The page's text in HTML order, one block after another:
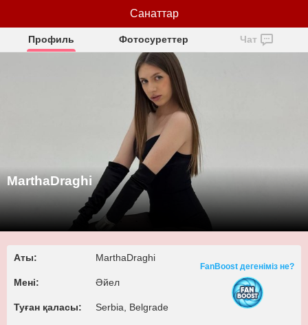
MarthaDraghi
Профиль Фотосуреттер Чат
MarthaDraghi
Аты: MarthaDraghi
Мені: Әйел
Туған қаласы: Serbia, Belgrade
FanBoost дегеніміз не?
Санаттар